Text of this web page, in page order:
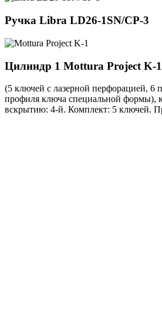
Ручка Libra LD26-1SN/CP-3
Цилиндр 1 Mottura Project K-1
(5 ключей с лазерной перфорацией, 6
профиля ключа специальной формы),
вскрытию: 4-й. Комплект: 5 ключей.